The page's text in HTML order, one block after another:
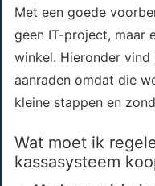
Met een goede
geen IT-project, maar
winkel. Hieronder
aanraden omdat die
kleine stappen en
Wat moet ik
kassasysteem